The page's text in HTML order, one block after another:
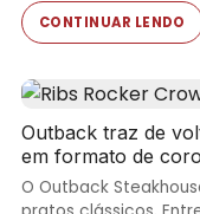
CONTINUAR LENDO
Outback traz de
em formato de
O Outback